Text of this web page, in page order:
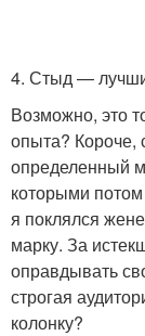
4. Стыд —
Возможно, это
опыта?
определенный
которыми
я поклялся
марку. За
оправдывать
строгая
колонку?